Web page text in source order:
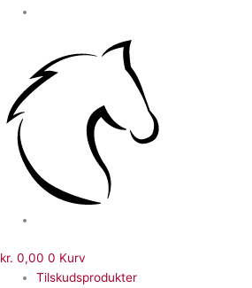
kr. 0,00 0 Kurv
Tilskudsprodukter